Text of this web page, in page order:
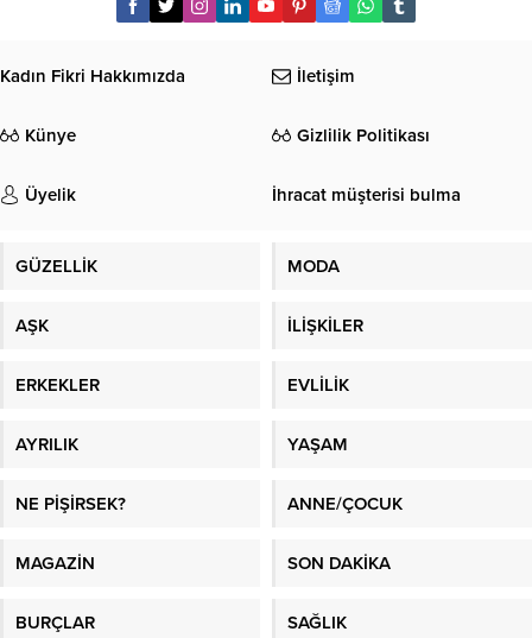
Kadın Fikri Hakkımızda İletişim
Künye Gizlilik Politikası
Üyelik İhracat müşterisi bulma
GÜZELLİK MODA
AŞK İLİŞKİLER
ERKEKLER EVLİLİK
AYRILIK YAŞAM
NE PİŞİRSEK? ANNE/ÇOCUK
MAGAZİN SON DAKİKA
BURÇLAR SAĞLIK